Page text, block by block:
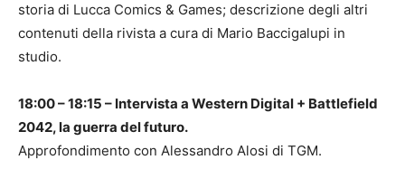
storia di Lucca Comics & Games; descrizione degli altri
contenuti della rivista a cura di Mario Baccigalupi in
studio.
18:00 – 18:15 – Intervista a Western Digital + Battlefield
2042, la guerra del futuro.
Approfondimento con Alessandro Alosi di TGM.